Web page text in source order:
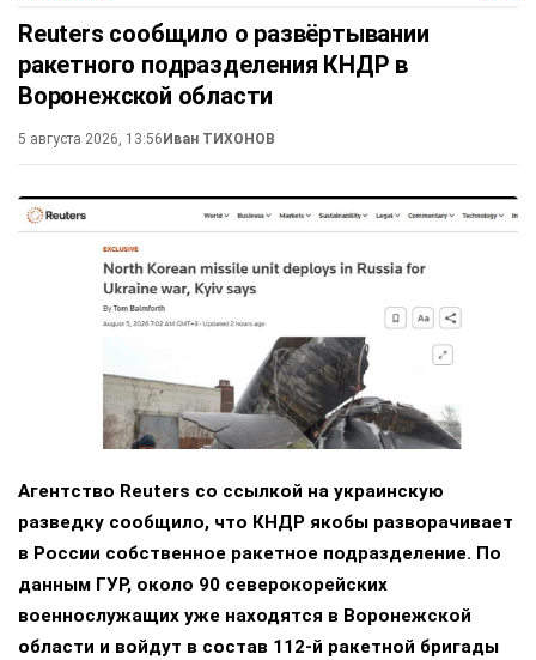
Reuters сообщило о развёртывании
ракетного подразделения КНДР в
Воронежской области
5 августа 2026, 13:56 Иван ТИХОНОВ
Агентство Reuters со ссылкой на украинскую
разведку сообщило, что КНДР якобы разворачивает
в России собственное ракетное подразделение. По
данным ГУР, около 90 северокорейских
военнослужащих уже находятся в Воронежской
области и войдут в состав 112-й ракетной бригады